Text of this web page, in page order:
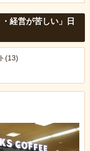
経営が苦しい」日
(13)